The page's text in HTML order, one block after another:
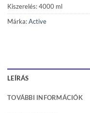
Kiszerelés: 4000 ml
Márka:Active
LEÍRÁS
TOVÁBBI INFORMÁCIÓK